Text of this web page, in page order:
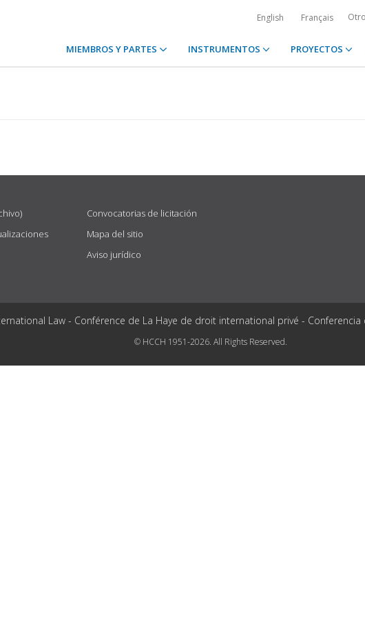
English Français
MIEMBROS Y PARTES INSTRUMENTOS PROYECTOS
Convocatorias de licitación
Mapa del sitio
Aviso jurídico
Law - Conférence de La Haye de droit international privé -
© HCCH 1951-2026. All Rights Reserved.